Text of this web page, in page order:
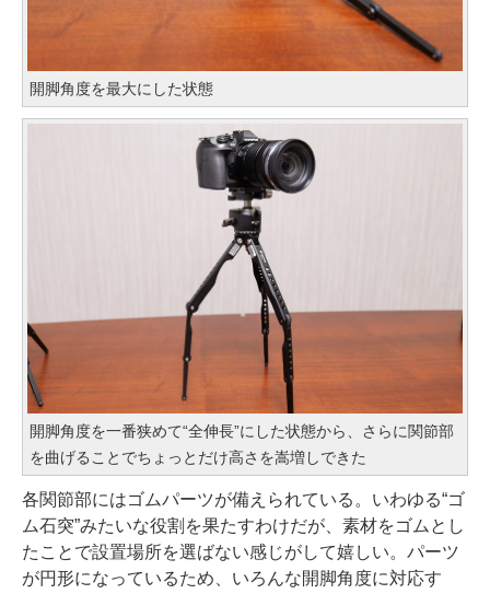
開脚角度を最大にした状態
開脚角度を一番狭めて“全伸長”にした状態から、さらに関節部
を曲げることでちょっとだけ高さを嵩増しできた
各関節部にはゴムパーツが備えられている。いわゆる“ゴ
ム石突”みたいな役割を果たすわけだが、素材をゴムとし
たことで設置場所を選ばない感じがして嬉しい。パーツ
が円形になっているため、いろんな開脚角度に対応す